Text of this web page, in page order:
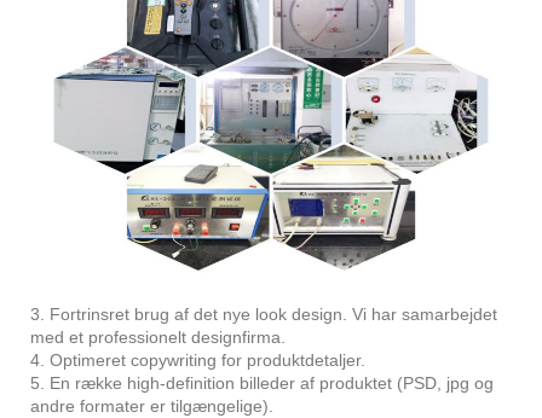
3. Fortrinsret brug af det nye look design. Vi har samarbejdet
med et professionelt designfirma.
4. Optimeret copywriting for produktdetaljer.
5. En række high-definition billeder af produktet (PSD, jpg og
andre formater er tilgængelige).